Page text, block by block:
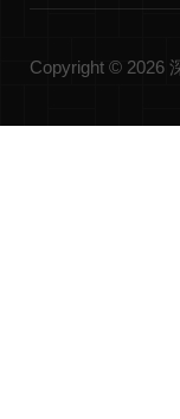
Copyright © 2026